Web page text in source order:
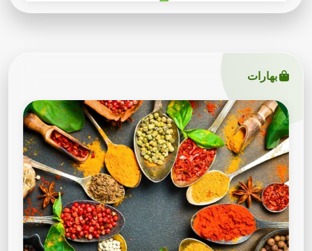
بهارات